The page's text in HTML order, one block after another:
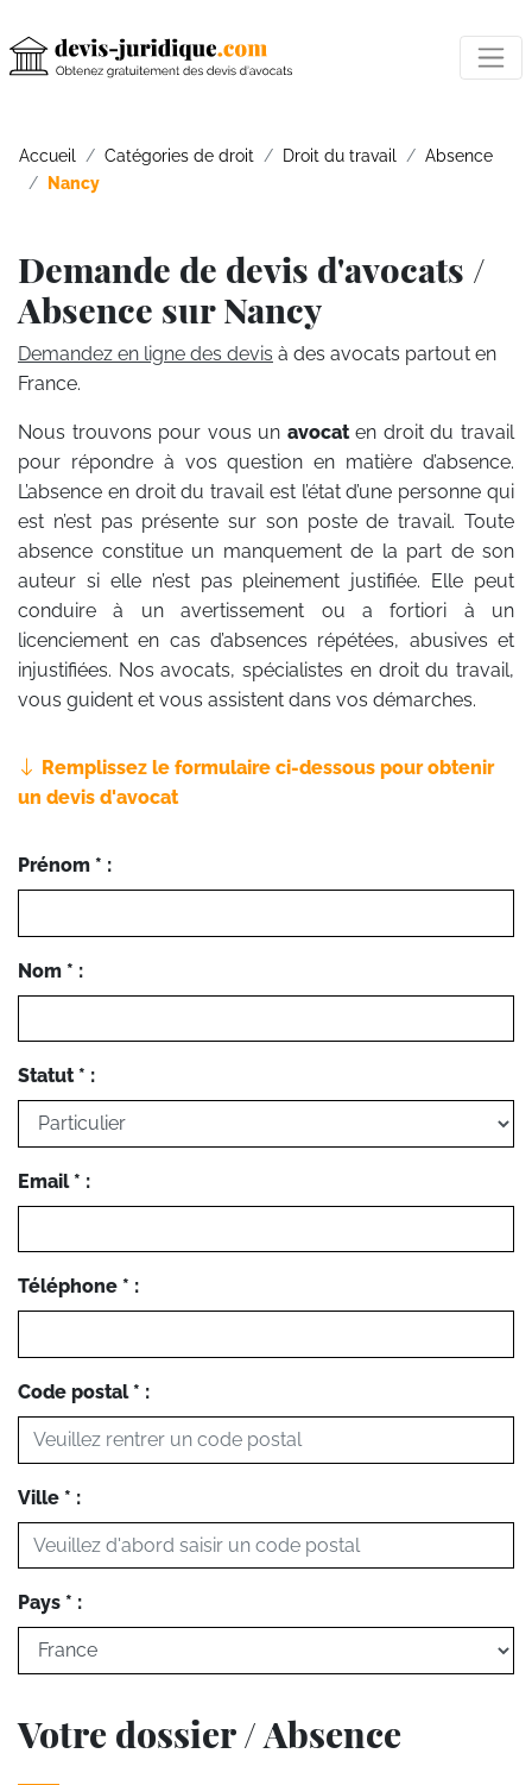
Accueil Catégories de droit Droit du travail
Absence
Nancy
Demande de devis d'avocats /
Absence sur Nancy
Demandez en ligne des devis à des avocats partout en
France.
Nous trouvons pour vous un avocaten droit du travail
pour répondre à vos question en matière d’absence.
L’absence en droit du travail est l’état d’une personne qui
est n’est pas présente sur son poste de travail. Toute
absence constitue un manquement de la part de son
auteur si elle n’est pas pleinement justifiée. Elle peut
conduire à un avertissement ou a fortiori à un
licenciement en cas d’absences répétées, abusives et
injustifiées. Nos avocats, spécialistes en droit du travail,
vous guident et vous assistent dans vos démarches.
Remplissez le formulaire ci-dessous pour obtenir
un devis d'avocat
Prénom * :
Nom * :
Statut * :
Email * :
Téléphone * :
Code postal * :
Ville * :
Pays * :
Votre dossier / Absence